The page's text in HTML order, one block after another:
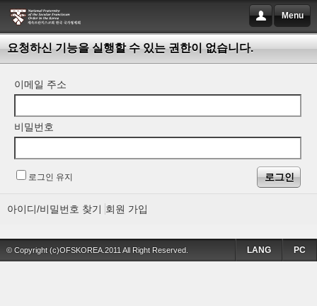
Menu
요청하신 기능을 실행할 수 있는 권한이 없습니다.
이메일 주소
비밀번호
로그인 유지
아이디/비밀번호 찾기 회원 가입
© Copyright (c)OFSKOREA.2011 All Right Reserved. PC
LANG